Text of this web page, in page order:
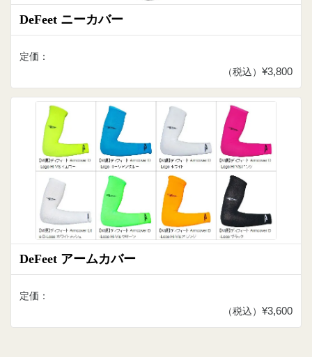
DeFeet ニーカバー
定価：
（税込） ¥3,800
DeFeet アームカバー
定価：
（税込） ¥3,600